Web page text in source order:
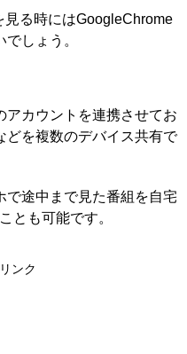
る時にはGoogleChrome
しょう。
アカウントを連携させてお
どを複数のデバイス共有で
で途中まで見た番組を自宅
とも可能です。
ンク